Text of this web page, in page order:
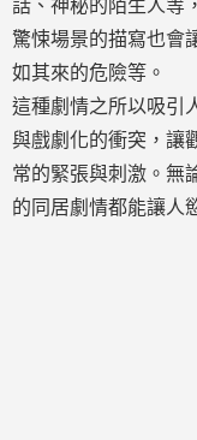
話、神秘的陌生人等
驚悚場景的描寫也會
如其來的危險等。
這種劇情之所以吸引
與戲劇化的衝突，讓
常的緊張與刺激。無
的同居劇情都能讓人